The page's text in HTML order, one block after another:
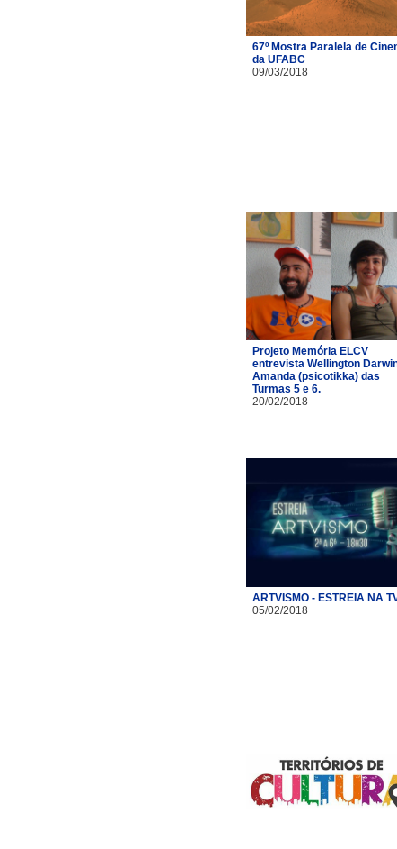
67º Mostra Paralela de
da UFABC
09/03/2018
Projeto Memória ELCV
entrevista Wellington
Amanda (psicotikka) das
Turmas 5 e 6.
20/02/2018
ARTVISMO - ESTREIA NA
05/02/2018